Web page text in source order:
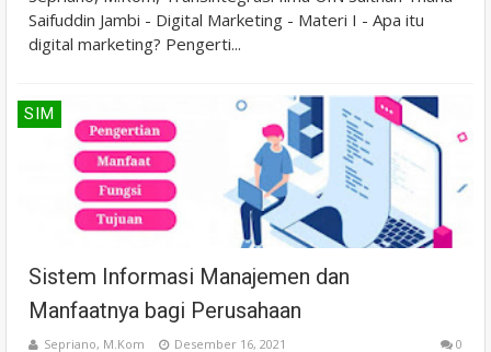
Saifuddin Jambi - Digital Marketing - Materi I - Apa itu
digital marketing? Pengerti...
SIM
Sistem Informasi Manajemen dan
Manfaatnya bagi Perusahaan
Sepriano, M.Kom Desember 16, 2021 0